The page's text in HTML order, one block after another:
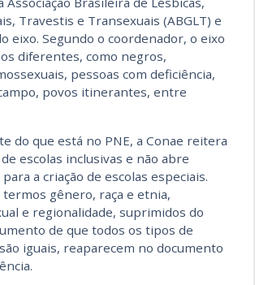
Travestis e Transexuais (ABGLT) e
eixo. Segundo o coordenador, o eixo
diferentes, como negros,
pessoas com deficiência,
povos itinerantes, entre
do que está no PNE, a Conae reitera
escolas inclusivas e não abre
a criação de escolas especiais.
termos gênero, raça e etnia,
e regionalidade, suprimidos do
de que todos os tipos de
iguais, reaparecem no documento